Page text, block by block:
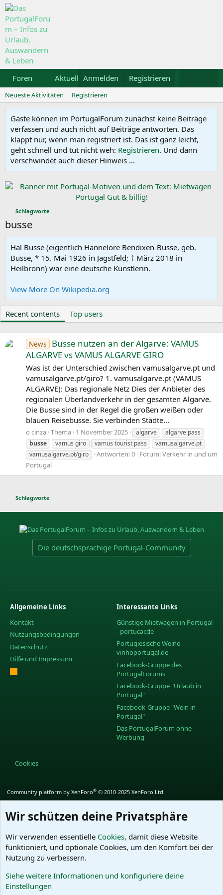
Foren Aktuelles Galerie Kalender
Anmelden Registrieren
Neueste Aktivitäten Registrieren
Gäste können im PortugalForum zunächst keine Beiträge
verfassen und auch nicht auf Beiträge antworten. Das
klappt nur, wenn man registriert ist. Das ist ganz leicht,
geht schnell und tut nicht weh: Registrieren. Und dann
verschwindet auch dieser Hinweis ...
Schlagworte
busse
Hal Busse (eigentlich Hannelore Bendixen-Busse, geb.
Busse, * 15. Mai 1926 in Jagstfeld; † März 2018 in
Heilbronn) war eine deutsche Künstlerin.
View More On Wikipedia.org
Recent contents Top users
News
Busse nutzen an der Algarve: VAMUS
ALGARVE vs VAMUS ALGARVE GIRO
Was ist der Unterschied zwischen vamusalgarve.pt und
vamusalgarve.pt/giro? 1. vamusalgarve.pt (VAMUS
ALGARVE): Das regionale Netz Dies der Anbieter des
regionalen Überlandverkehr in der gesamten Algarve.
Die Busse sind in der Regel die großen weißen oder
blauen Reisebusse. Sie verbinden Städte...
o cinza Thema 1 November 2025 algarve
algarve pass
busse
vamus giro vamus tourist pass
vamusalgarve.pt
vamusalgarve.pt/giro
Antworten: 0 Forum:Verkehr in und um
Portugal
Schlagworte
Die deutschsprachige Portugal-Community
Allgemeine Links
Kontakt
Nutzungsbedingungen
Datenschutz
Hilfe und Impressum
R
S
Interessante Links
Günstige Mietwagen in Portugal
- portucar.de
Portugiesische Weine -
vinhoportugal.de
Facebook-Gruppe des
PortugalForums
Facebook-Gruppe "Urlaub in
Portugal"
Facebook-Gruppe "Wein in
Portugal"
Das PortugalForum ohne
Werbung
Cookies
Community platform by XenForo® © 2010-2025 XenForo Ltd.
Wir schützen deine Privatsphäre
Wir verwenden essentielle Cookies, damit diese Website
funktioniert, und optionale Cookies, um den Komfort bei der
Nutzung zu verbessern.
Siehe weitere Informationen und konfiguriere deine
Einstellungen